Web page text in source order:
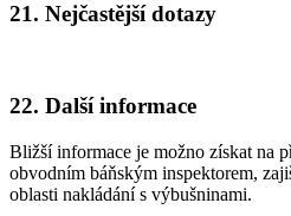
21. Nejčastější dotazy
22. Další informace
Bližší informace je možno získat na
obvodním báňským inspektorem,
oblasti nakládání s výbušninami.